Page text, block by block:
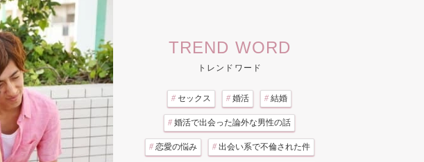
TREND WORD
トレンドワード
# セックス # 婚活 # 結婚
# 婚活で出会った論外な男性の話
# 恋愛の悩み # 出会い系で不倫された件